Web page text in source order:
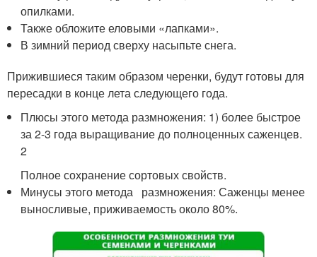
опилками.
Также обложите еловыми «лапками».
В зимний период сверху насыпьте снега.
Прижившиеся таким образом черенки, будут готовы для
пересадки в конце лета следующего года.
Плюсы этого метода размножения: 1) более быстрое
за 2-3 года выращивание до полноценных саженцев.
2
Полное сохранение сортовых свойств.
Минусы этого метода размножения: Саженцы менее
выносливые, приживаемость около 80%.